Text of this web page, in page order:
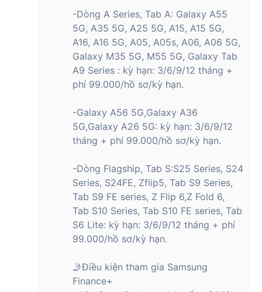
Samsung Galaxy Tab S10 Ultra 5G
12GB/256GB sở hữu hiệu năng mạnh mẽ với
MediaTek Dimensity 9300+
Galaxy Tab S10 Ultra 5G đáp ứng toàn diện nhu cầu của bạn
khi sở hữu sức mạnh hiệu năng ấn từ từ một trong những
9300+. Chính vì vậy, máy tính bảng này hoàn toàn có thể xử
lý các tác vụ từ cơ bản đến nâng cao một cách nhanh chóng
và mượt mà. Bạn có thể thỏa sức làm việc với các ứng dụng
văn phòng, giải trí xem phim, chơi game hay thậm chí là thiết
Bên cạnh hiệu năng khủng từ chipset, máy cũng sở hữu
12GB RAM. Điều này đảm bảo máy hoạt động hiệu quả, xử lý
gọn gàng các tác vụ đa nhiệm mà không lo giật lag hay
chậm lại vì quá tải. Ngoài ra, dung lượng lưu trữ của máy là
phục vụ công việc, học tập. Tuy nhiên, bạn cũng không cần
phải quá lo lắng nếu như nhu cầu không gian lưu trữ của bạn
vượt hơn mức mặc định bởi lẽ bạn có thể sử dụng thêm thẻ
-Dòng A Series, Tab A: Galaxy A55
5G, A35 5G, A25 5G, A15, A15 5G,
A16, A16 5G, A05, A05s, A06, A06 5G,
Galaxy M35 5G, M55 5G, Galaxy Tab
A9 Series : kỳ hạn: 3/6/9/12 tháng +
phí 99.000/hồ sơ/kỳ hạn.
-Galaxy A56 5G,Galaxy A36
5G,Galaxy A26 5G: kỳ hạn: 3/6/9/12
tháng + phí 99.000/hồ sơ/kỳ hạn.
-Dòng Flagship, Tab S:S25 Series, S24
Series, S24FE, Zflip5, Tab S9 Series,
Tab S9 FE series, Z Flip 6,Z Fold 6,
Tab S10 Series, Tab S10 FE series, Tab
S6 Lite: kỳ hạn: 3/6/9/12 tháng + phí
99.000/hồ sơ/kỳ hạn.
🤳Điều kiện tham gia Samsung
Finance+